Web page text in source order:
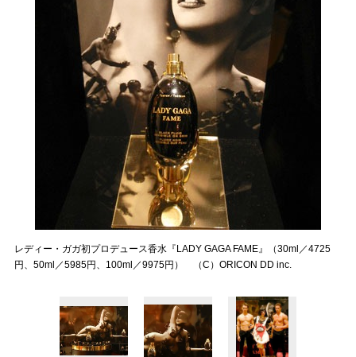
レディー・ガガ初プロデュース香水『LADY GAGA FAME』（30ml／4725
円、50ml／5985円、100ml／9975円） （C）ORICON DD inc.